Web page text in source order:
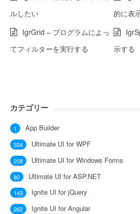
ルしたい
的に表
IgrGrid – プログラムによっ
てフィルターを実行する
示する
カテゴリー
App Builder
1
Ultimate UI for WPF
334
Ultimate UI for Windows Forms
208
Ultimate UI for ASP.NET
80
Ignite UI for jQuery
143
Ignite UI for Angular
262